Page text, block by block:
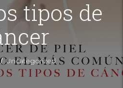
tipos de
Uncategorized